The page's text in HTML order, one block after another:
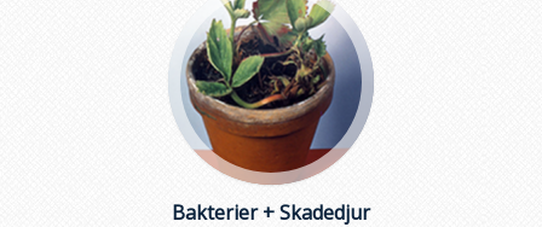
Bakterier + Skadedjur